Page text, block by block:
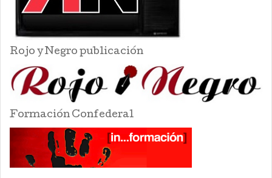
Rojo y Negro publicación
Formación Confederal